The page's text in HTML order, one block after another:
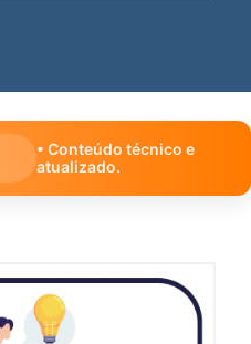
• Conteúdo técnico e
atualizado.